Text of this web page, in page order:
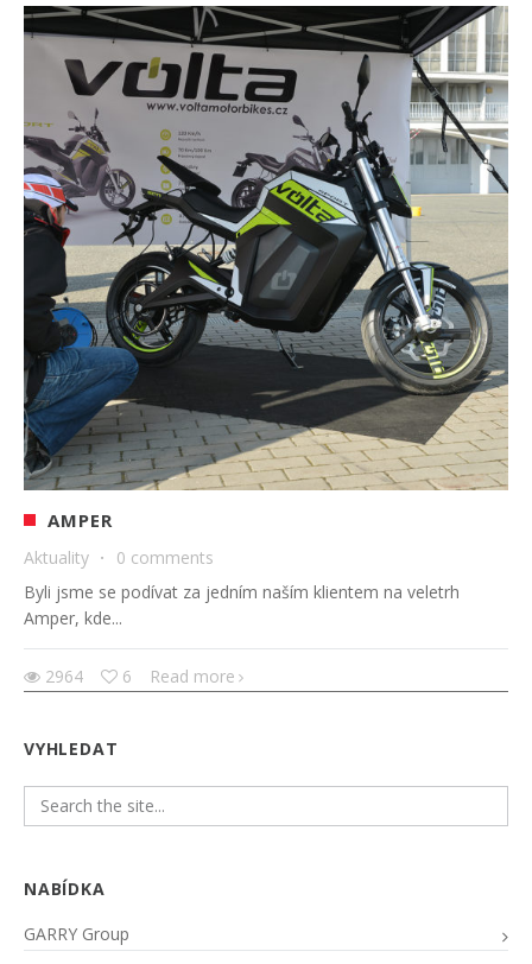
AMPER
Aktuality ·
0 comments
Byli jsme se podívat za jedním naším klientem na veletrh
Amper, kde...
2964 6 Read more
VYHLEDAT
NABÍDKA
GARRY Group